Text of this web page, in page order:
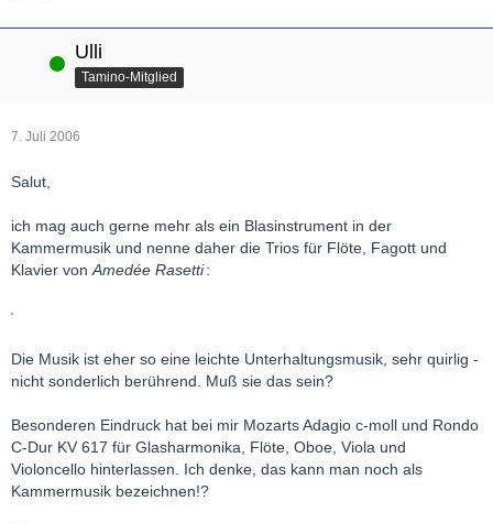
Online Ulli
Tamino-Mitglied
7. Juli 2006
Salut,
ich mag auch gerne mehr als ein Blasinstrument in der
Kammermusik und nenne daher die Trios für Flöte, Fagott und
Klavier vonAmedée Rasetti:
Die Musik ist eher so eine leichte Unterhaltungsmusik, sehr quirlig -
nicht sonderlich berührend. Muß sie das sein?
Besonderen Eindruck hat bei mir Mozarts Adagio c-moll und Rondo
C-Dur KV 617 für Glasharmonika, Flöte, Oboe, Viola und
Violoncello hinterlassen. Ich denke, das kann man noch als
Kammermusik bezeichnen!?